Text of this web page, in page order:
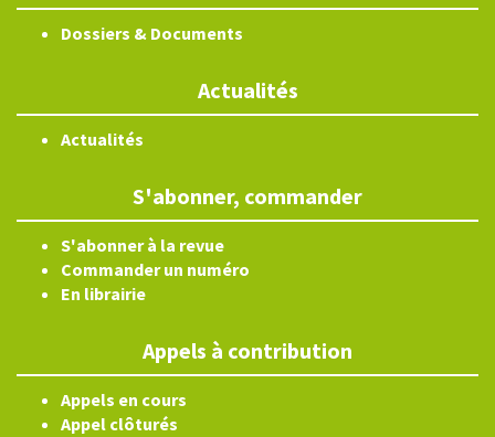
Dossiers & Documents
Actualités
Actualités
S'abonner, commander
S'abonner à la revue
Commander un numéro
En librairie
Appels à contribution
Appels en cours
Appel clôturés